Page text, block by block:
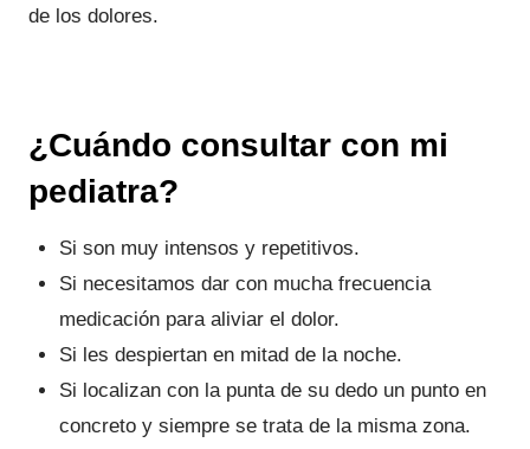
de los dolores.
¿Cuándo consultar con mi
pediatra?
Si son muy intensos y repetitivos.
Si necesitamos dar con mucha frecuencia
medicación para aliviar el dolor.
Si les despiertan en mitad de la noche.
Si localizan con la punta de su dedo un punto en
concreto y siempre se trata de la misma zona.